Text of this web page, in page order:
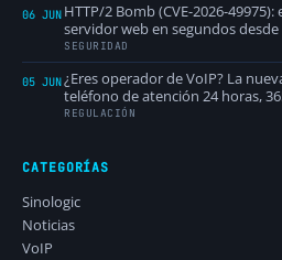
06 JUN HTTP/2 Bomb (CVE-2026-
servidor web en segundos desde
SEGURIDAD
05 JUN¿Eres operador de VoIP? La
teléfono de atención 24 horas,
REGULACIÓN
CATEGORÍAS
Sinologic
Noticias
VoIP